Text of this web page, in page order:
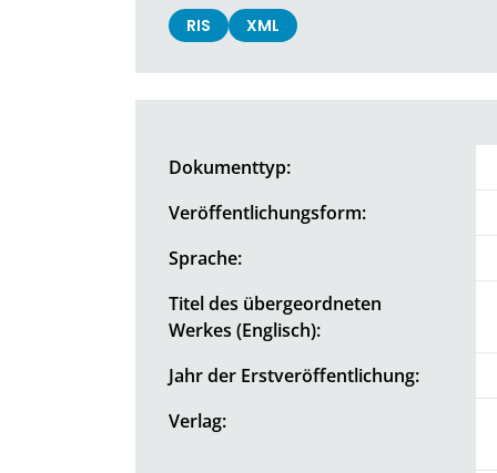
RIS XML
Dokumenttyp:
Veröffentlichungsform:
Sprache:
Titel des übergeordneten
Werkes (Englisch):
Jahr der Erstveröffentlichung:
Verlag: